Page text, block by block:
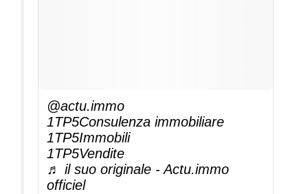
@actu.immo
1TP5Consulenza immobiliare
1TP5Immobili
1TP5Vendite
♬ il suo originale - Actu.immo
officiel